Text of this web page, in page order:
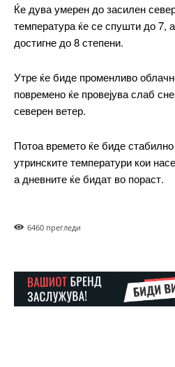
━ pricing
Free
бесплатно / forever
Included for free:
Praesent euismod ac
Ut mollis pellentesque tortor
Ќе дува умерен до засилен
температура ќе се спушти до 7,
достигне до 8 степени.
Утре ќе биде променливо
повремено ќе провејува слаб
северен ветер.
Потоа времето ќе биде
утринските температури кои
а дневните ќе бидат во пораст.
6460 прегледи